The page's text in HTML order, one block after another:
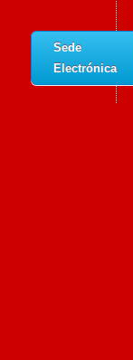
Sede
Electrónica